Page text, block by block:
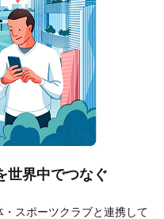
世界中でつなぐ
スポーツクラブと連携して